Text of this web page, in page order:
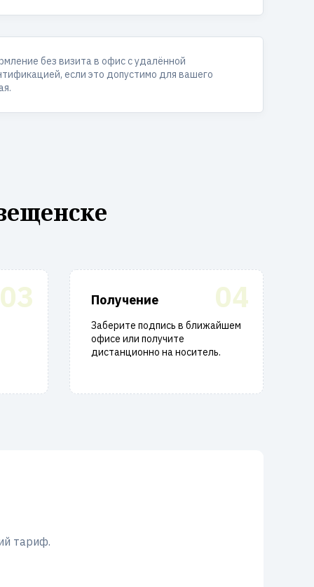
без визита в офис с удалённой
если это допустимо для вашего
03 04
Получение
Заберите подпись в ближайшем
офисе или получите
дистанционно на носитель.
тариф.